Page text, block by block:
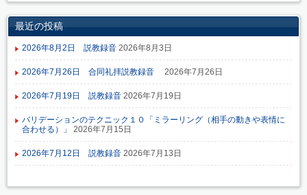
最近の投稿
2026年8月2日 説教録音 2026年8月3日
2026年7月26日 合同礼拝説教録音 2026年7月26日
2026年7月19日 説教録音 2026年7月19日
バリデーションのテクニック１０「ミラーリング（相手の動きや表情に
合わせる）」
2026年7月15日
2026年7月12日 説教録音 2026年7月13日